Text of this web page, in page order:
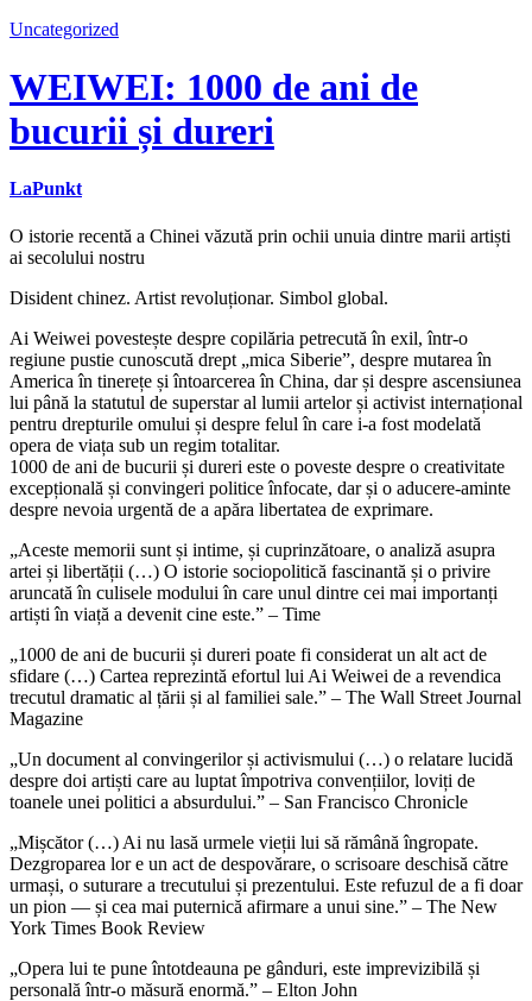
Uncategorized
WEIWEI: 1000 de ani de
bucurii și dureri
LaPunkt
O istorie recentă a Chinei văzută prin ochii unuia dintre marii artiști
ai secolului nostru
Disident chinez. Artist revoluționar. Simbol global.
Ai Weiwei povestește despre copilăria petrecută în exil, într-o
regiune pustie cunoscută drept „mica Siberie”, despre mutarea în
America în tinerețe și întoarcerea în China, dar și despre ascensiunea
lui până la statutul de superstar al lumii artelor și activist internațional
pentru drepturile omului și despre felul în care i-a fost modelată
opera de viața sub un regim totalitar.
1000 de ani de bucurii și dureri este o poveste despre o creativitate
excepțională și convingeri politice înfocate, dar și o aducere-aminte
despre nevoia urgentă de a apăra libertatea de exprimare.
„Aceste memorii sunt și intime, și cuprinzătoare, o analiză asupra
artei și libertății (…) O istorie sociopolitică fascinantă și o privire
aruncată în culisele modului în care unul dintre cei mai importanți
artiști în viață a devenit cine este.” – Time
„1000 de ani de bucurii și dureri poate fi considerat un alt act de
sfidare (…) Cartea reprezintă efortul lui Ai Weiwei de a revendica
trecutul dramatic al țării și al familiei sale.” – The Wall Street Journal
Magazine
„Un document al convingerilor și activismului (…) o relatare lucidă
despre doi artiști care au luptat împotriva convențiilor, loviți de
toanele unei politici a absurdului.” – San Francisco Chronicle
„Mișcător (…) Ai nu lasă urmele vieții lui să rămână îngropate.
Dezgroparea lor e un act de despovărare, o scrisoare deschisă către
urmași, o suturare a trecutului și prezentului. Este refuzul de a fi doar
un pion — și cea mai puternică afirmare a unui sine.” – The New
York Times Book Review
„Opera lui te pune întotdeauna pe gânduri, este imprevizibilă și
personală într-o măsură enormă.” – Elton John